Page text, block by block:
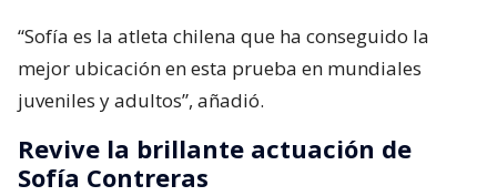
“Sofía es la atleta chilena que ha conseguido la
mejor ubicación en esta prueba en mundiales
juveniles y adultos”, añadió.
Revive la brillante actuación de
Sofía Contreras